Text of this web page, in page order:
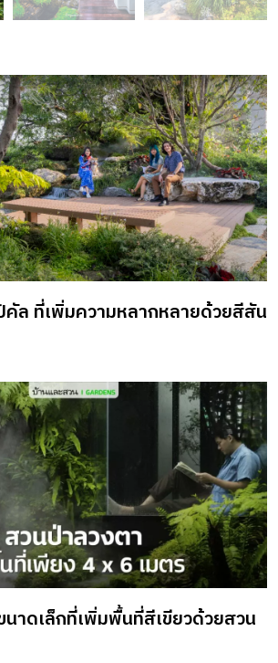
ล ที่เพิ่มความหลากหลายด้วยสีสัน
าดเล็กที่เพิ่มพื้นที่สีเขียวด้วยสวน